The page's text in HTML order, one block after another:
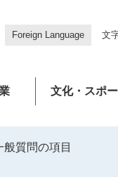
Foreign Language 文
文化・スポ
質問の項目